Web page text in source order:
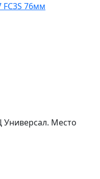
FC3S 76мм
Универсал. Место